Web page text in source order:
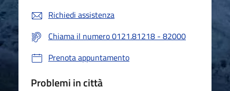
Richiedi assistenza
Chiama il numero 0121.81218 - 82000
Prenota appuntamento
Problemi in città